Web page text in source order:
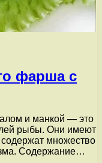
фарша с
и манкой — это
рыбы. Они имеют
множество
Содержание…